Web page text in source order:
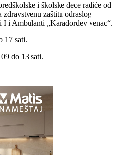
i školske dece radiće od
zdravstvenu zaštitu odraslog
I i Ambulanti „Karađorđev venac“.
17 sati.
do 13 sati.